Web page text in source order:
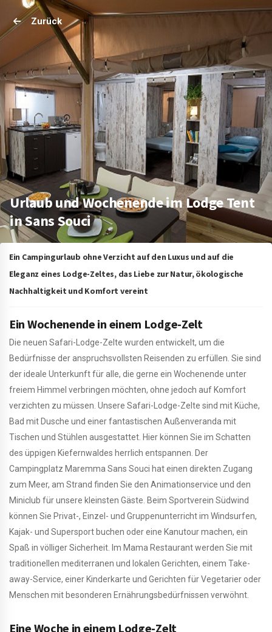
Zurück
Urlaub und Wochenende im Lodge Tent
in Sans Souci
Ein Campingurlaub ohne Verzicht auf den Luxus und auf die
Eleganz eines Lodge-Zeltes, das Liebe zur Natur, ökologische
Nachhaltigkeit und Komfort vereint
Ein Wochenende in einem Lodge-Zelt
Die neuen Safari-Lodge-Zelte wurden entwickelt, um die
Bedürfnisse der anspruchsvollsten Reisenden zu erfüllen. Sie sind
der ideale Unterkunft für alle, die gerne ein Wochenende unter
freiem Himmel verbringen möchten, ohne jedoch auf Komfort
verzichten zu müssen. Unsere Safari-Lodge-Zelte sind mit Küche,
Bad mit Dusche und einer fantastischen Außenveranda mit
Tischen und Stühlen ausgestattet. Hier können Sie im Schatten
des üppigen Kiefernwaldes herrlich entspannen. Der
Campingplatz Maremma Sans Souci hat einen direkten Zugang
zum Meer, am Strand finden Sie den Animationservice und den
Miniclub für unsere kleinsten Gäste. Beim Sportverein Südwind
können Sie Privat-, Einzel- und Gruppenunterricht im Windsurfen,
Kajak- und Supersport buchen oder eine Kanutour machen, ein
Spaß in völliger Sicherheit. Im Mama Restaurant werden Sie mit
traditionellen mediterranen und lokalen Gerichten, einem Take-
away-Service, einer Kinderkarte und Gerichten für Vegetarier oder
Menschen mit besonderen Ernährungsbedürfnissen verwöhnt.
Eine Woche in einem Lodge-Zelt